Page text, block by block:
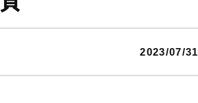
2023/07/31